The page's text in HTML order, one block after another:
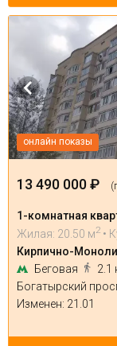
онлайн показы
13 490 000 ₽
1-комнатная
Жилая: 20.50 м2 •
Кирпично-
Беговая
2.1
Богатырский
Изменен: 21.01